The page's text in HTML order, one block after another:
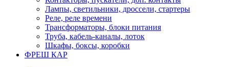
Лампы, светильники, дроссели, стартеры
Реле, реле времени
Трансформаторы, блоки питания
Труба, кабель-каналы, лоток
Шкафы, боксы, коробки
ФРЕШ КАР